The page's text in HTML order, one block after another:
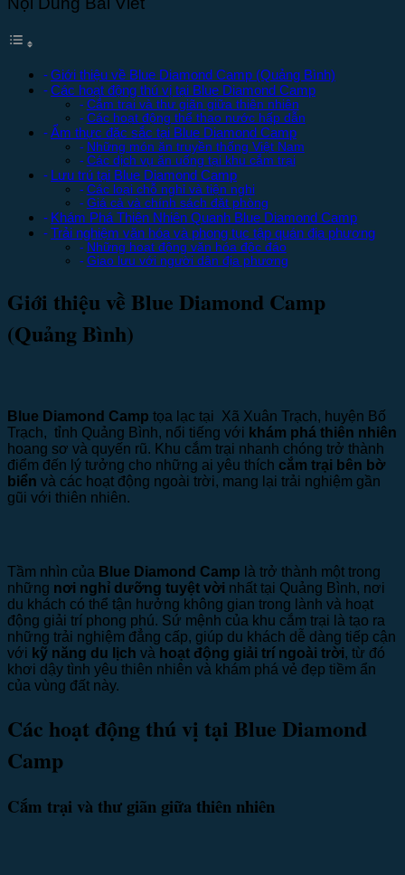
Giới thiệu về Blue Diamond Camp (Quảng Bình)
Các hoạt động thú vị tại Blue Diamond Camp
Cắm trại và thư giãn giữa thiên nhiên
Các hoạt động thể thao nước hấp dẫn
Ẩm thực đặc sắc tại Blue Diamond Camp
Những món ăn truyền thống Việt Nam
Các dịch vụ ăn uống tại khu cắm trại
Lưu trú tại Blue Diamond Camp
Các loại chỗ nghỉ và tiện nghi
Giá cả và chính sách đặt phòng
Khám Phá Thiên Nhiên Quanh Blue Diamond Camp
Trải nghiệm văn hóa và phong tục tập quán địa phương
Những hoạt động văn hóa độc đáo
Giao lưu với người dân địa phương
Giới thiệu về Blue Diamond Camp
(Quảng Bình)
Blue Diamond Camp tọa lạc tại Xã Xuân Trạch, huyện Bố
Trạch, tỉnh Quảng Bình, nổi tiếng với khám phá thiên nhiên
hoang sơ và quyến rũ. Khu cắm trại nhanh chóng trở thành
điểm đến lý tưởng cho những ai yêu thích cắm trại bên bờ
biển và các hoạt động ngoài trời, mang lại trải nghiệm gần
gũi với thiên nhiên.
Tầm nhìn của Blue Diamond Camp là trở thành một trong
những nơi nghỉ dưỡng tuyệt vời nhất tại Quảng Bình, nơi
du khách có thể tận hưởng không gian trong lành và hoạt
động giải trí phong phú. Sứ mệnh của khu cắm trại là tạo ra
những trải nghiệm đẳng cấp, giúp du khách dễ dàng tiếp cận
với kỹ năng du lịch và hoạt động giải trí ngoài trời, từ đó
khơi dậy tình yêu thiên nhiên và khám phá vẻ đẹp tiềm ẩn
của vùng đất này.
Các hoạt động thú vị tại Blue Diamond
Camp
Cắm trại và thư giãn giữa thiên nhiên